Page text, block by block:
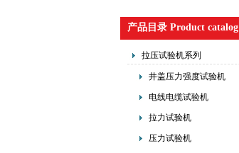
产品目录 Product catalog
拉压试验机系列
井盖压力强度试验机
电线电缆试验机
拉力试验机
压力试验机